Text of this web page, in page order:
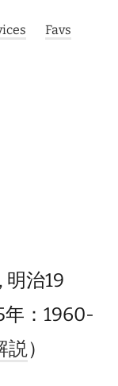
Favs
明治19
：1960-
説）